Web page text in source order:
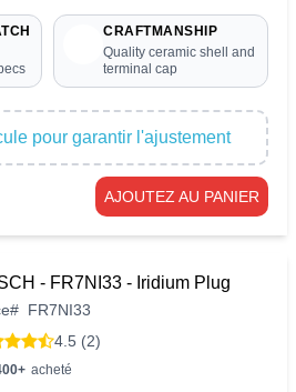
CRAFTMANSHIP
Quality ceramic shell and
terminal cap
pour garantir l'ajustement
AJOUTEZ AU PANIER
- FR7NI33 - Iridium Plug
# FR7NI33
4.5 (2)
acheté